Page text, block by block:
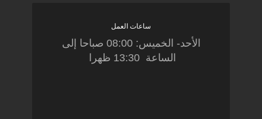
ساعات العمل
الأحد- الخميس: 08:00 صباحا إلى
الساعة 13:30 ظهرا